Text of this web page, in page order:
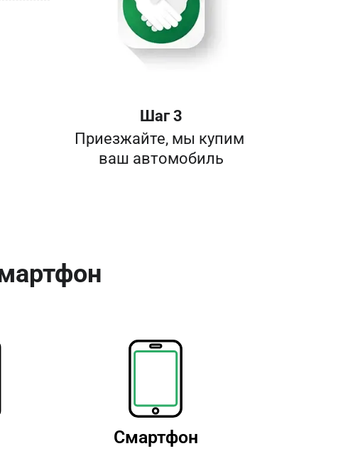
Шаг 3
Приезжайте, мы купим
ваш автомобиль
Смартфон